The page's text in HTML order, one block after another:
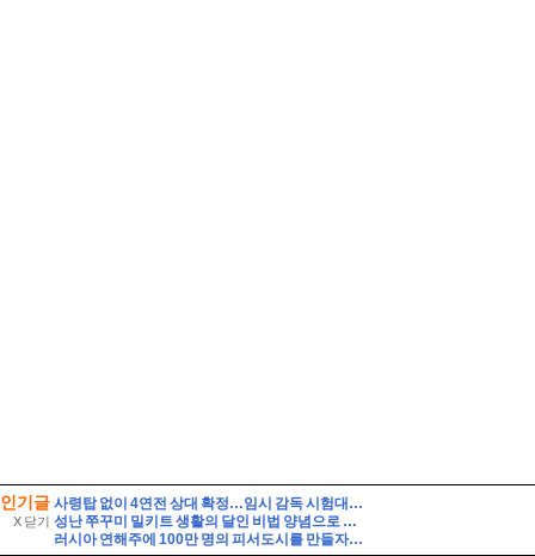
인기글
X 닫기
사령탑 없이 4연전 상대 확정…임시 감독 시험대 / 연합뉴스TV (YonhapnewsTV)
성난 쭈꾸미 밀키트 생활의 달인 비법 양념으로 만든 쭈삼불고기 레시피
러시아 연해주에 100만 명의 피서도시를 만들자는 제안